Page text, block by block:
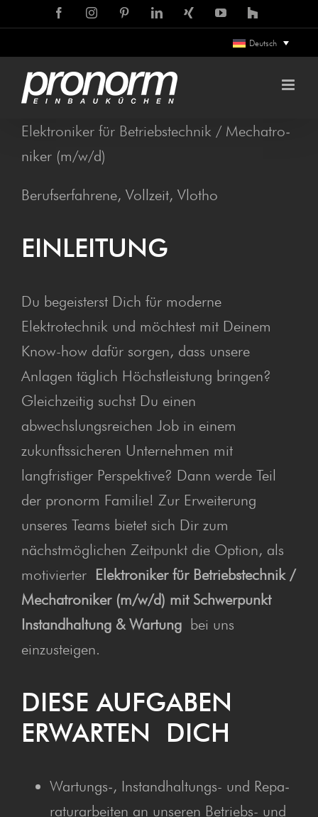
springen
FacebookInstagramPinterestLinkedIn
Xing YouTubeHouzz
Deutsch
Elek­tro­ni­ker für Betriebs­tech­nik / Mecha­tro­
ni­ker (m/w/d)
Berufserfahrene, Vollzeit, Vlotho
EIN­LEI­TUNG
Du begeisterst Dich für moderne
Elektrotechnik und möchtest mit Deinem
Know-how dafür sorgen, dass unsere
Anlagen täglich Höchstleistung bringen?
Gleichzeitig suchst Du einen
abwechslungsreichen Job in einem
zukunftssicheren Unternehmen mit
langfristiger Perspektive? Dann werde Teil
der pronorm Familie! Zur Erweiterung
unseres Teams bietet sich Dir zum
nächstmöglichen Zeitpunkt die Option, als
motivierterElektroniker für Betriebstechnik /
Mechatroniker (m/w/d) mit Schwerpunkt
Instandhaltung & Wartung bei uns
einzusteigen.
DIE­SE AUF­GA­BEN
ERWAR­TEN DICH
Wartungs‑, Instand­hal­tungs- und Repa­
ra­tur­ar­bei­ten an unse­ren Betriebs- und